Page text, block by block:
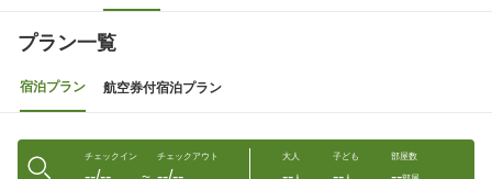
プラン一覧
宿泊プラン 航空券付宿泊プラン
チェックイン チェックアウト 大人 子ども 部屋数